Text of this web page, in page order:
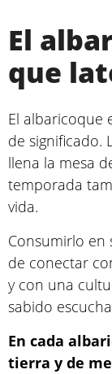
El
que
El albaricoque
de significado.
llena la mesa
temporada
vida.
Consumirlo en
de conectar
y con una
sabido
En cada
tierra y de